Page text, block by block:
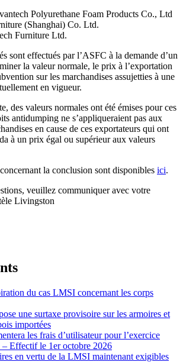
Polyurethane Foam Products Co., Ltd
(Shanghai) Co. Ltd.
Furniture Ltd.
sont effectués par l’ASFC à la demande d’un
la valeur normale, le prix à l’exportation
sur les marchandises assujetties à une
en vigueur.
des valeurs normales ont été émises pour ces
antidumping ne s’appliqueraient pas aux
en cause de ces exportateurs qui ont
à un prix égal ou supérieur aux valeurs
la conclusion sont disponibles ici.
veuillez communiquer avec votre
Livingston
du cas LMSI concernant les corps
une surtaxe provisoire sur les armoires et
importées
les frais d’utilisateur pour l’exercice
Effectif le 1er octobre 2026
en vertu de la LMSI maintenant exigibles